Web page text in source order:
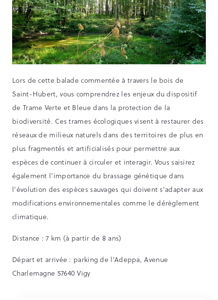
Lors de cette balade commentée à travers le bois de
Saint-Hubert, vous comprendrez les enjeux du dispositif
de Trame Verte et Bleue dans la protection de la
biodiversité. Ces trames écologiques visent à restaurer des
réseaux de milieux naturels dans des territoires de plus en
plus fragmentés et artificialisés pour permettre aux
espèces de continuer à circuler et interagir. Vous saisirez
également l’importance du brassage génétique dans
l’évolution des espèces sauvages qui doivent s’adapter aux
modifications environnementales comme le dérèglement
climatique.
Distance : 7 km (à partir de 8 ans)
Départ et arrivée : parking de l’Adeppa, Avenue
Charlemagne 57640 Vigy